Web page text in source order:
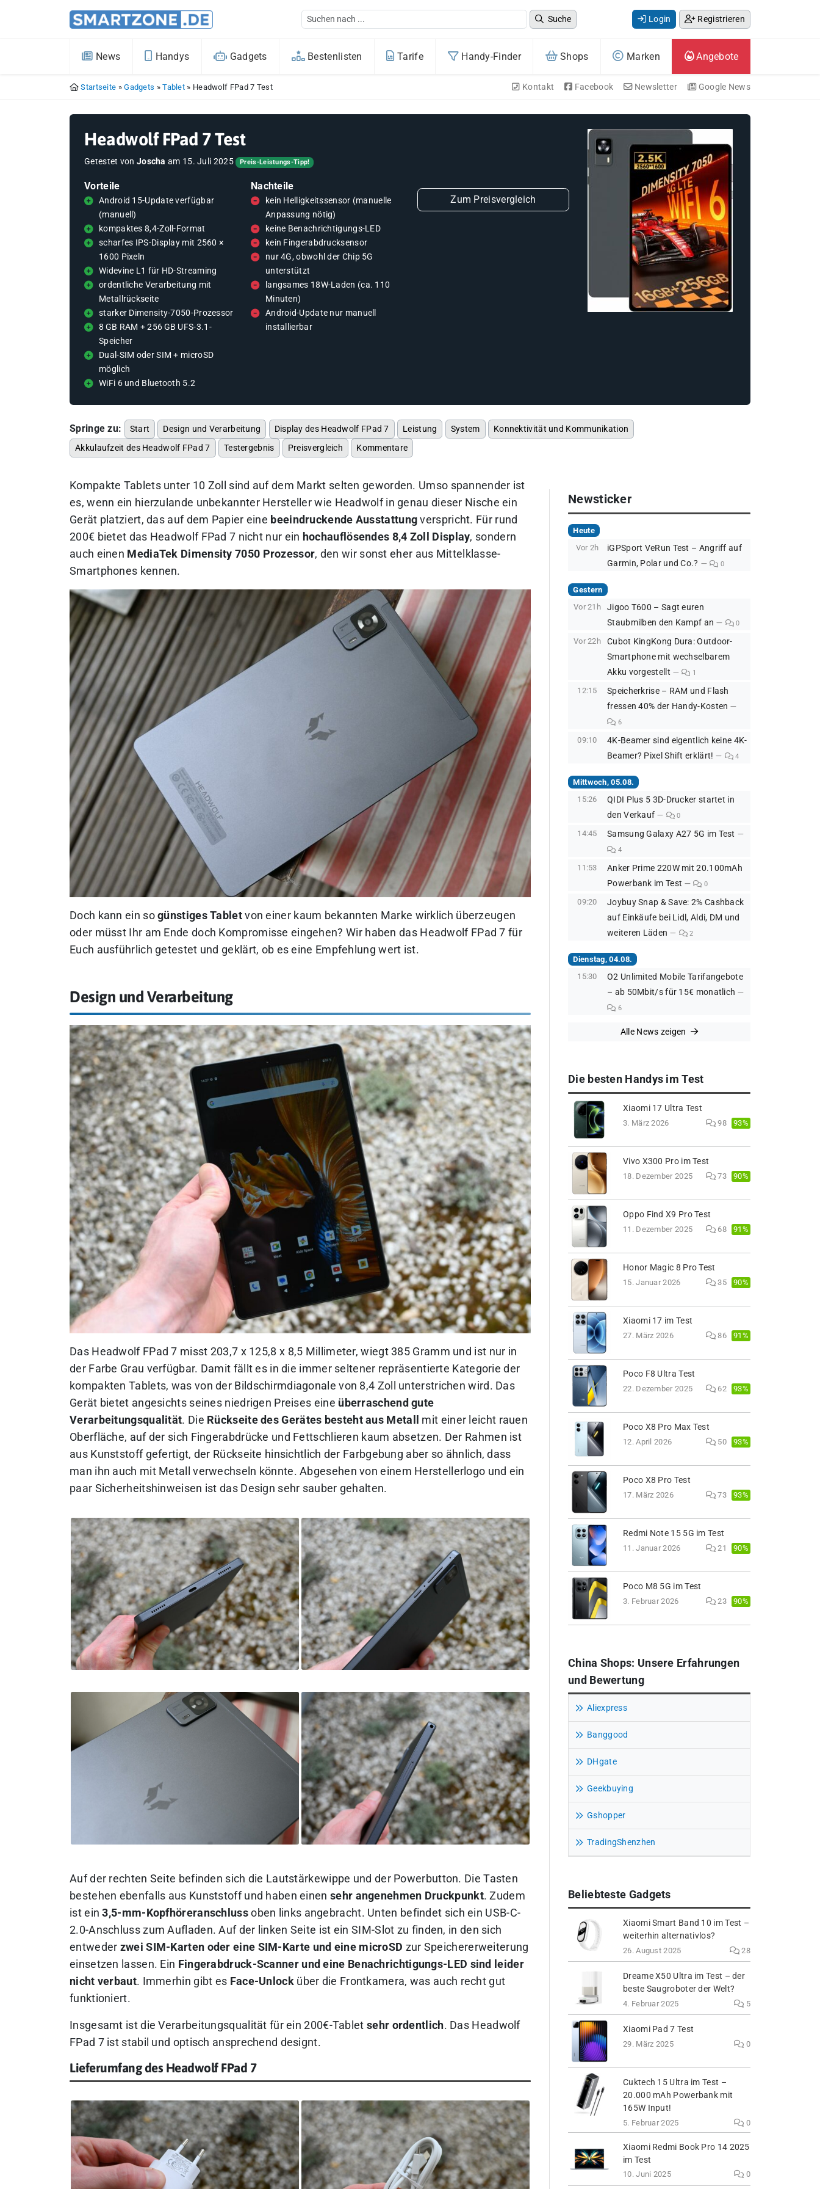
Suche Login Registrieren
News Handys Gadgets Bestenlisten Tarife Handy-Finder Shops Marken Angebote
Startseite »Gadgets »Tablet » Headwolf FPad 7 Test Kontakt Facebook Newsletter Google News
Headwolf FPad 7 Test
Getestet von Joscha am 15. Juli 2025 Preis-Leistungs-Tipp!
Vorteile
Android 15-Update verfügbar
(manuell)
kompaktes 8,4-Zoll-Format
scharfes IPS-Display mit 2560 ×
1600 Pixeln
Widevine L1 für HD-Streaming
ordentliche Verarbeitung mit
Metallrückseite
starker Dimensity-7050-Prozessor
8 GB RAM + 256 GB UFS-3.1-
Speicher
Dual-SIM oder SIM + microSD
möglich
WiFi 6 und Bluetooth 5.2
Nachteile
kein Helligkeitssensor (manuelle
Anpassung nötig)
keine Benachrichtigungs-LED
kein Fingerabdrucksensor
nur 4G, obwohl der Chip 5G
unterstützt
langsames 18W-Laden (ca. 110
Minuten)
Android-Update nur manuell
installierbar
Zum Preisvergleich
Springe zu: Start Design und Verarbeitung Display des Headwolf FPad 7 Leistung System
Konnektivität und Kommunikation
Akkulaufzeit des Headwolf FPad 7
Testergebnis Preisvergleich Kommentare
Kompakte Tablets unter 10 Zoll sind auf dem Markt selten geworden. Umso spannender ist
es, wenn ein hierzulande unbekannter Hersteller wie Headwolf in genau dieser Nische ein
Gerät platziert, das auf dem Papier eine beeindruckende Ausstattung verspricht. Für rund
200€ bietet das Headwolf FPad 7 nicht nur ein hochauflösendes 8,4 Zoll Display, sondern
auch einen MediaTek Dimensity 7050 Prozessor, den wir sonst eher aus Mittelklasse-
Smartphones kennen.
Doch kann ein sogünstiges Tabletvon einer kaum bekannten Marke wirklich überzeugen
oder müsst Ihr am Ende doch Kompromisse eingehen? Wir haben das Headwolf FPad 7 für
Euch ausführlich getestet und geklärt, ob es eine Empfehlung wert ist.
Design und Verarbeitung
Das Headwolf FPad 7 misst 203,7 x 125,8 x 8,5 Millimeter, wiegt 385 Gramm und ist nur in
der Farbe Grau verfügbar. Damit fällt es in die immer seltener repräsentierte Kategorie der
kompakten Tablets, was von der Bildschirmdiagonale von 8,4 Zoll unterstrichen wird. Das
Gerät bietet angesichts seines niedrigen Preises eine überraschend gute
Verarbeitungsqualität. Die Rückseite des Gerätes besteht aus Metall
mit einer leicht rauen
Oberfläche, auf der sich Fingerabdrücke und Fettschlieren kaum absetzen. Der Rahmen ist
aus Kunststoff gefertigt, der Rückseite hinsichtlich der Farbgebung aber so ähnlich, dass
man ihn auch mit Metall verwechseln könnte. Abgesehen von einem Herstellerlogo und ein
paar Sicherheitshinweisen ist das Design sehr sauber gehalten.
Auf der rechten Seite befinden sich die Lautstärkewippe und der Powerbutton. Die Tasten
bestehen ebenfalls aus Kunststoff und haben einen sehr angenehmen Druckpunkt. Zudem
ist ein3,5-mm-Kopfhöreranschlussoben links angebracht. Unten befindet sich ein USB-C-
2.0-Anschluss zum Aufladen. Auf der linken Seite ist ein SIM-Slot zu finden, in den sich
entweder zwei SIM-Karten oder eine SIM-Karte und eine microSD zur Speichererweiterung
einsetzen lassen. Ein Fingerabdruck-Scanner und eine Benachrichtigungs-LED sind leider
nicht verbaut. Immerhin gibt es Face-Unlocküber die Frontkamera, was auch recht gut
funktioniert.
Insgesamt ist die Verarbeitungsqualität für ein 200€-Tablet sehr ordentlich. Das Headwolf
FPad 7 ist stabil und optisch ansprechend designt.
Lieferumfang des Headwolf FPad 7
Newsticker
Heute
Vor 2h
iGPSport VeRun Test – Angriff auf
Garmin, Polar und Co.?
0
Gestern
Vor 21h
Jigoo T600 – Sagt euren
Staubmilben den Kampf an
0
Vor 22h
Cubot KingKong Dura: Outdoor-
Smartphone mit wechselbarem
Akku vorgestellt
1
12:15
Speicherkrise – RAM und Flash
fressen 40% der Handy-Kosten
6
09:10
4K-Beamer sind eigentlich keine 4K-
Beamer? Pixel Shift erklärt!
4
Mittwoch, 05.08.
15:26
QIDI Plus 5 3D-Drucker startet in
den Verkauf
0
14:45 Samsung Galaxy A27 5G im Test
4
11:53
Anker Prime 220W mit 20.100mAh
Powerbank im Test
0
09:20
Joybuy Snap & Save: 2% Cashback
auf Einkäufe bei Lidl, Aldi, DM und
weiteren Läden
2
Dienstag, 04.08.
15:30
O2 Unlimited Mobile Tarifangebote
– ab 50Mbit/s für 15€ monatlich
6
Alle News zeigen
Die besten Handys im Test
Xiaomi 17 Ultra Test
3. März 2026 98 93%
Vivo X300 Pro im Test
18. Dezember 2025 73 90%
Oppo Find X9 Pro Test
11. Dezember 2025 68 91%
Honor Magic 8 Pro Test
15. Januar 2026 35 90%
Xiaomi 17 im Test
27. März 2026 86 91%
Poco F8 Ultra Test
22. Dezember 2025 62 93%
Poco X8 Pro Max Test
12. April 2026 50 93%
Poco X8 Pro Test
17. März 2026 73 93%
Redmi Note 15 5G im Test
11. Januar 2026 21 90%
Poco M8 5G im Test
3. Februar 2026 23 90%
China Shops: Unsere Erfahrungen
und Bewertung
Aliexpress
Banggood
DHgate
Geekbuying
Gshopper
TradingShenzhen
Beliebteste Gadgets
Xiaomi Smart Band 10 im Test –
weiterhin alternativlos?
26. August 2025 28
Dreame X50 Ultra im Test – der
beste Saugroboter der Welt?
4. Februar 2025 5
Xiaomi Pad 7 Test
29. März 2025 0
Cuktech 15 Ultra im Test –
20.000 mAh Powerbank mit
165W Input!
5. Februar 2025 0
Xiaomi Redmi Book Pro 14 2025
im Test
10. Juni 2025 0